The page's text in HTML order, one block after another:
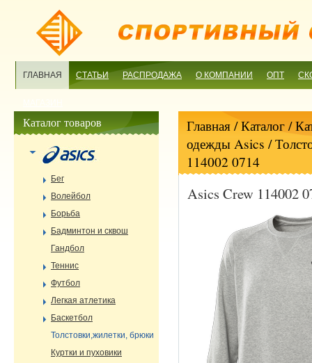
ГЛАВНАЯ СТАТЬИ РАСПРОДАЖА О КОМПАНИИ ОПТ
Главная/ Каталог /
одежды Asics /
114002 0714
Asics Crew 114002
Каталог товаров
Бег
Волейбол
Борьба
Бадминтон и сквош
Гандбол
Теннис
Футбол
Легкая атлетика
Баскетбол
Толстовки,жилетки, брюки
Куртки и пуховики